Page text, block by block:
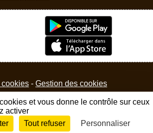
Gestion des cookies
? Connexion
et vous donne le contrôle sur ceux
activer
Tout refuser Personnaliser